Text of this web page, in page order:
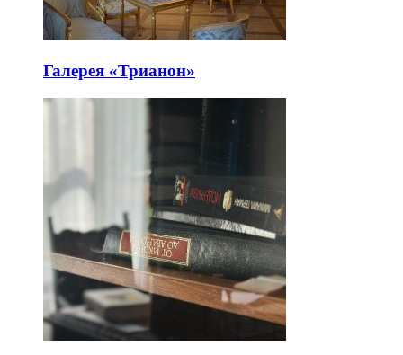
Галерея «Трианон»